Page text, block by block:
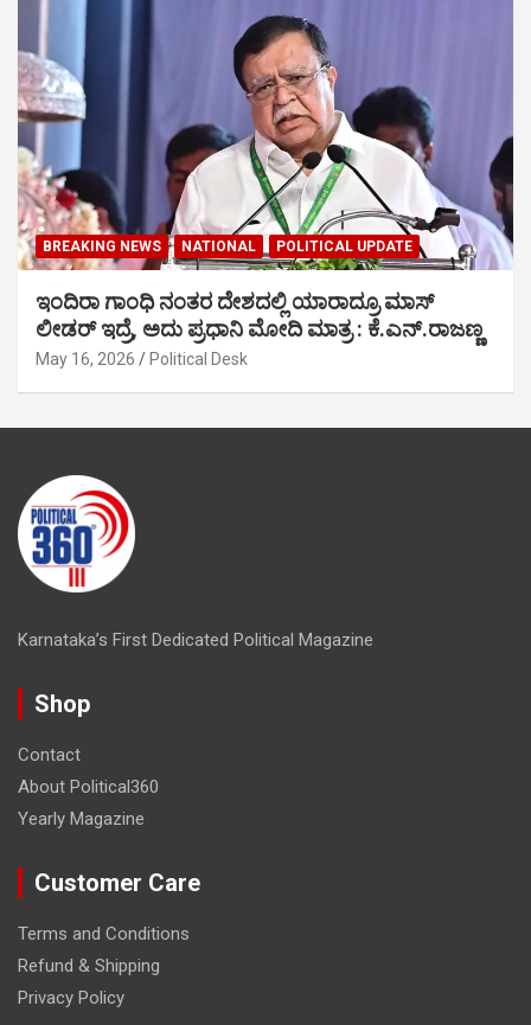
BREAKING NEWS NATIONAL POLITICAL UPDATE
ಇಂದಿರಾ ಗಾಂಧಿ ನಂತರ ದೇಶದಲ್ಲಿ ಯಾರಾದ್ರೂ ಮಾಸ್
ಲೀಡರ್ ಇದ್ರೆ, ಅದು ಪ್ರಧಾನಿ ಮೋದಿ ಮಾತ್ರ : ಕೆ.ಎನ್.ರಾಜಣ್ಣ
May 16, 2026 Political Desk
Karnataka’s First Dedicated Political Magazine
Shop
Contact
About Political360
Yearly Magazine
Customer Care
Terms and Conditions
Refund & Shipping
Privacy Policy